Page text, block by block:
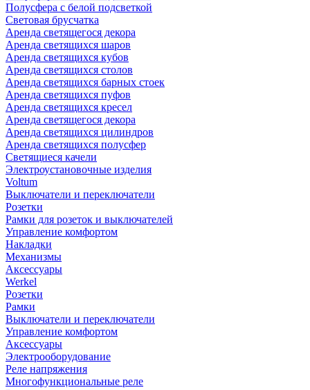
Полусфера с белой подсветкой
Световая брусчатка
Аренда светящегося декора
Аренда светящихся шаров
Аренда светящихся кубов
Аренда светящихся столов
Аренда светящихся барных стоек
Аренда светящихся пуфов
Аренда светящихся кресел
Аренда светящегося декора
Аренда светящихся цилиндров
Аренда светящихся полусфер
Светящиеся качели
Электроустановочные изделия
Voltum
Выключатели и переключатели
Розетки
Рамки для розеток и выключателей
Управление комфортом
Накладки
Механизмы
Аксессуары
Werkel
Розетки
Рамки
Выключатели и переключатели
Управление комфортом
Аксессуары
Электрооборудование
Реле напряжения
Многофункциональные реле